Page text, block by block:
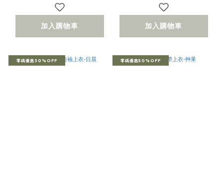
加入購物車 加入購物車
零碼優惠30%OFF 零碼優惠50%OFF